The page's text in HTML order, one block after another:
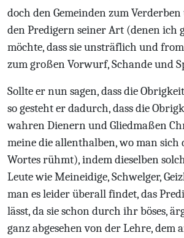
doch den Gemeinden zum
den Predigern seiner Art (denen ich
möchte, dass sie unsträflich und
zum großen Vorwurf, Schande und
Sollte er nun sagen, dass die
so gesteht er dadurch, dass die
wahren Dienern und Gliedmaßen
meine die allenthalben, wo man sich
Wortes rühmt), indem dieselben
Leute wie Meineidige, Schwelger,
man es leider überall findet, das
lässt, da sie schon durch ihr böses,
ganz abgesehen von der Lehre, dem